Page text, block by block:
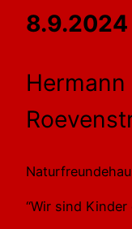
8.9.2024
“Wir sind Kinder